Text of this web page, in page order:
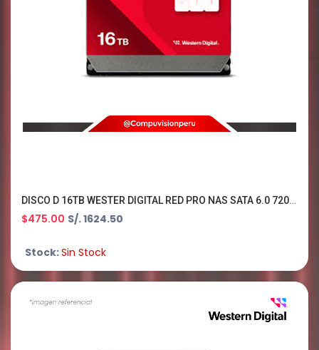
DISCO D 16TB WESTER DIGITAL RED PRO NAS SATA 6.0 7200RPM 3.5 512MB WD161KFGX
$475.00 S/. 1624.50
Stock:Sin Stock